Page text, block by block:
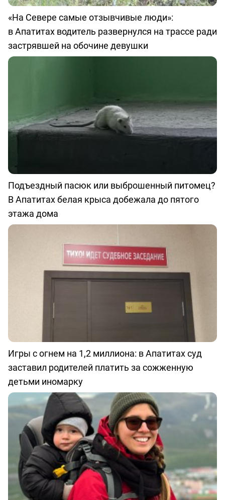
«На Севере самые отзывчивые люди»:
в Апатитах водитель развернулся на трассе ради
застрявшей на обочине девушки
Подъездный пасюк или выброшенный питомец?
В Апатитах белая крыса добежала до пятого
этажа дома
Игры с огнем на 1,2 миллиона: в Апатитах суд
заставил родителей платить за сожженную
детьми иномарку